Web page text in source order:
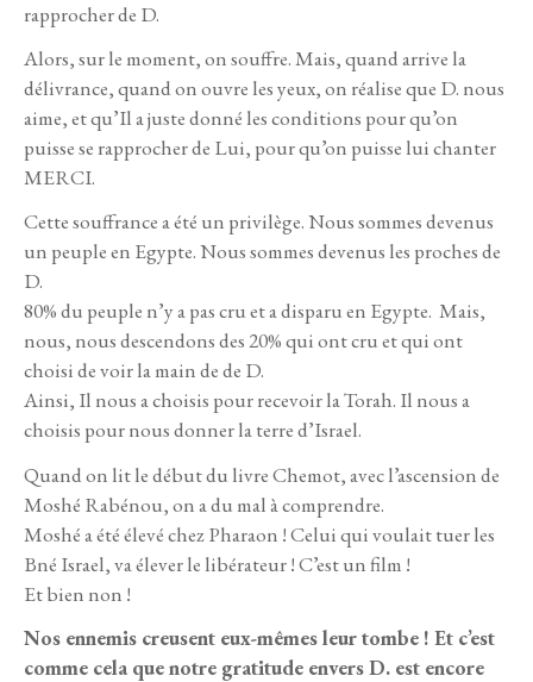
rapprocher de D.
Alors, sur le moment, on souffre. Mais, quand arrive la
délivrance, quand on ouvre les yeux, on réalise que D. nous
aime, et qu’Il a juste donné les conditions pour qu’on
puisse se rapprocher de Lui, pour qu’on puisse lui chanter
MERCI.
Cette souffrance a été un privilège. Nous sommes devenus
un peuple en Egypte. Nous sommes devenus les proches de
D.
80% du peuple n’y a pas cru et a disparu en Egypte. Mais,
nous, nous descendons des 20% qui ont cru et qui ont
choisi de voir la main de de D.
Ainsi, Il nous a choisis pour recevoir la Torah. Il nous a
choisis pour nous donner la terre d’Israel.
Quand on lit le début du livre Chemot, avec l’ascension de
Moshé Rabénou, on a du mal à comprendre.
Moshé a été élevé chez Pharaon ! Celui qui voulait tuer les
Bné Israel, va élever le libérateur ! C’est un film !
Et bien non !
Nos ennemis creusent eux-mêmes leur tombe ! Et c’est
comme cela que notre gratitude envers D. est encore